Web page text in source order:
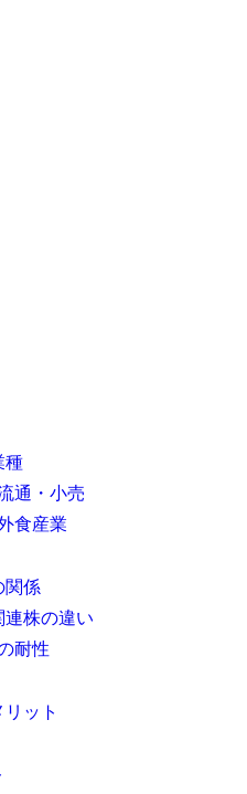
種
通・小売
食産業
関係
連株の違い
耐性
ット